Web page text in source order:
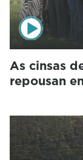
As cinsas
repousan